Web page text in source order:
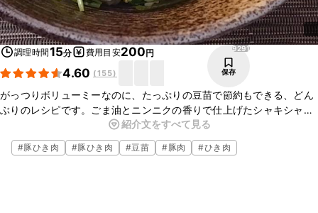
調理時間15分 費用目安200円
4.60 (155)
9291
保存
がっつりボリューミーなのに、たっぷりの豆苗で節約もできる、どん
ぶりのレシピです。ごま油とニンニクの香りで仕上げたシャキシャキ
の豆苗が食べ応え抜群です。甘辛く味付けた肉あんと温泉卵もたまり
ません。お昼ごはんにもおすすめですよ。
紹介文をすべて見る
#豚ひき肉 #豚ひき肉 #豆苗 #豚肉 #ひき肉